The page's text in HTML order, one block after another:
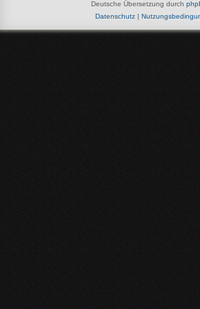
Deutsche Übersetzung durch
Datenschutz|